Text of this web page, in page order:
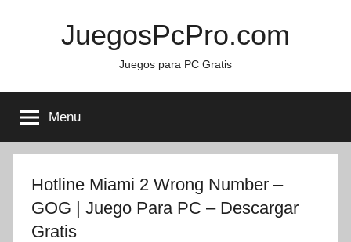
JuegosPcPro.com
Juegos para PC Gratis
Menu
Hotline Miami 2 Wrong Number –
GOG | Juego Para PC – Descargar
Gratis